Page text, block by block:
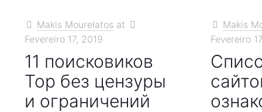
Makis Mourelatos at
Fevereiro 17, 2019
11 поисковиков
Тор без цензуры
и ограничений
Makis
Fevereiro